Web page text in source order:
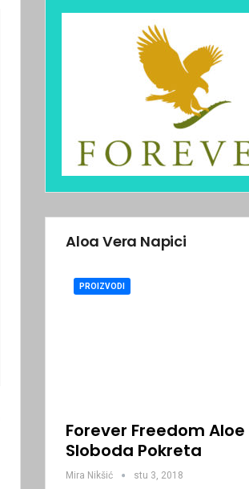
Aloa Vera Napici
PROIZVODI
Forever Freedom
Sloboda Pokreta
Mira Nikšić stu 3, 2018